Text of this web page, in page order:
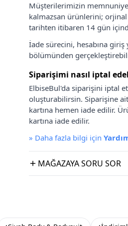
Müşterilerimizin
kalmazsan ürünlerini; orjinal
tarihten itibaren 14 gün
İade sürecini, hesabına
bölümünden
Siparişimi nasıl iptal
ElbiseBul'da siparişini iptal
oluşturabilirsin. Siparişine
kartına hemen iade edilir.
kartına iade edilir.
» Daha fazla bilgi için
MAĞAZAYA SORU SOR